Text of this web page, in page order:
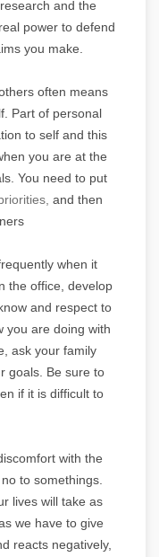
and the
power to defend
you make.
often means
Part of personal
to self and this
you are at the
You need to put
and then
when it
the office, develop
and respect to
you are doing with
ask your family
goals. Be sure to
if it is difficult to
with the
to somethings.
lives will take as
we have to give
reacts negatively,